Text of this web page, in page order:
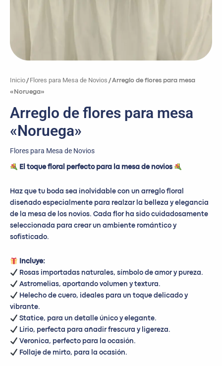
Inicio/ Flores para Mesa de Novios / Arreglo de flores para mesa
«Noruega»
Arreglo de flores para mesa
«Noruega»
Flores para Mesa de Novios
El toque floral perfecto para la mesa de novios
Haz que tu boda sea inolvidable con un arreglo floral
diseñado especialmente para realzar la belleza y elegancia
de la mesa de los novios. Cada flor ha sido cuidadosamente
seleccionada para crear un ambiente romántico y
sofisticado.
Incluye:
Rosas importadas naturales, símbolo de amor y pureza.
Astromelias, aportando volumen y textura.
Helecho de cuero, ideales para un toque delicado y
vibrante.
Statice, para un detalle único y elegante.
Lirio, perfecta para añadir frescura y ligereza.
Veronica, perfecto para la ocasión.
Follaje de mirto, para la ocasión.